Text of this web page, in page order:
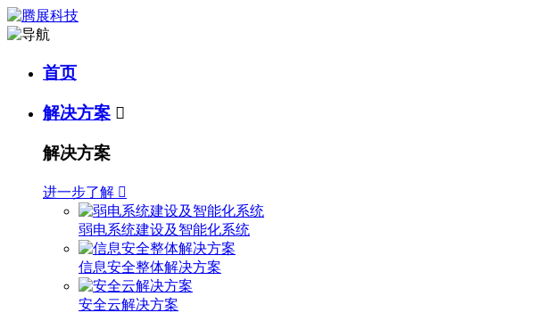
首页
解决方案 
解决方案
进一步了解 
弱电系统建设及智能化系统
信息安全整体解决方案
安全云解决方案